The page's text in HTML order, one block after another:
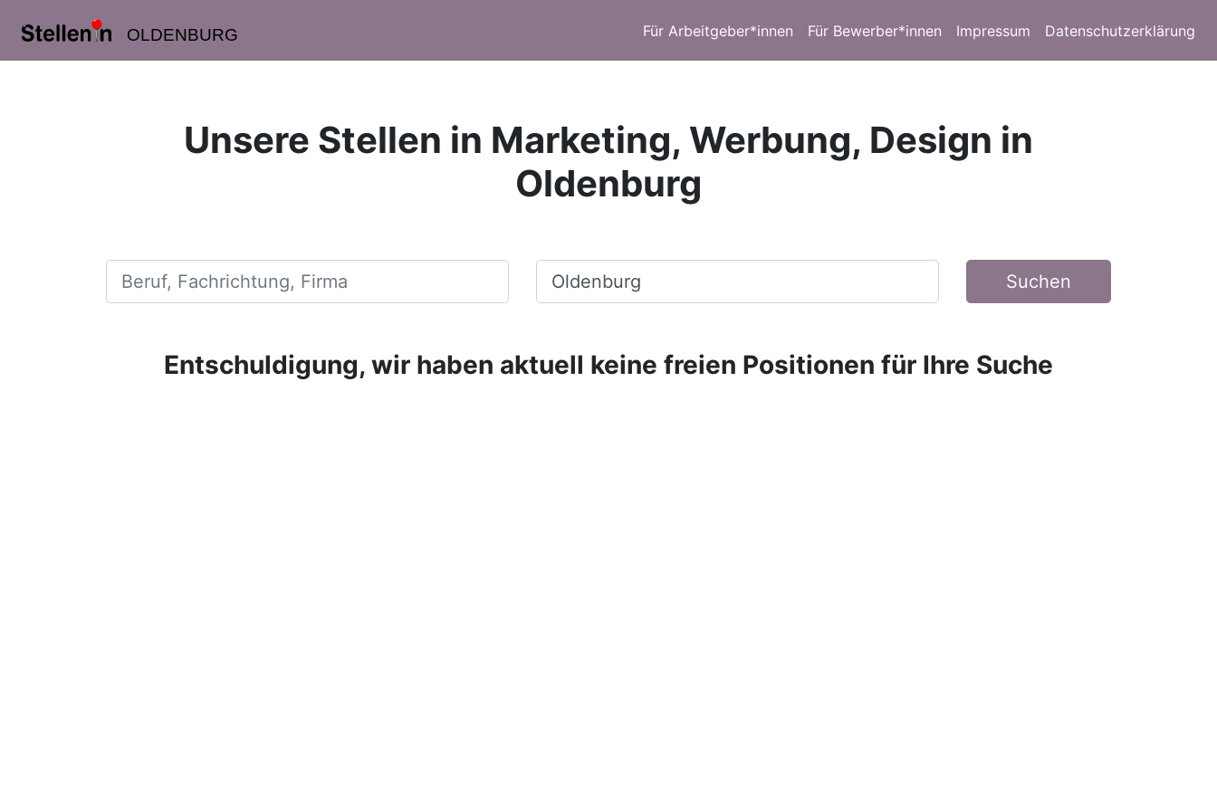
OLDENBURG Für Arbeitgeber*innen Für Bewerber*innen Impressum Datenschutzerklärung
Unsere Stellen in Marketing, Werbung, Design in
Oldenburg
Beruf, Fachrichtung, Firma Ort, Stadt Suchen
Entschuldigung, wir haben aktuell keine freien Positionen für Ihre Suche